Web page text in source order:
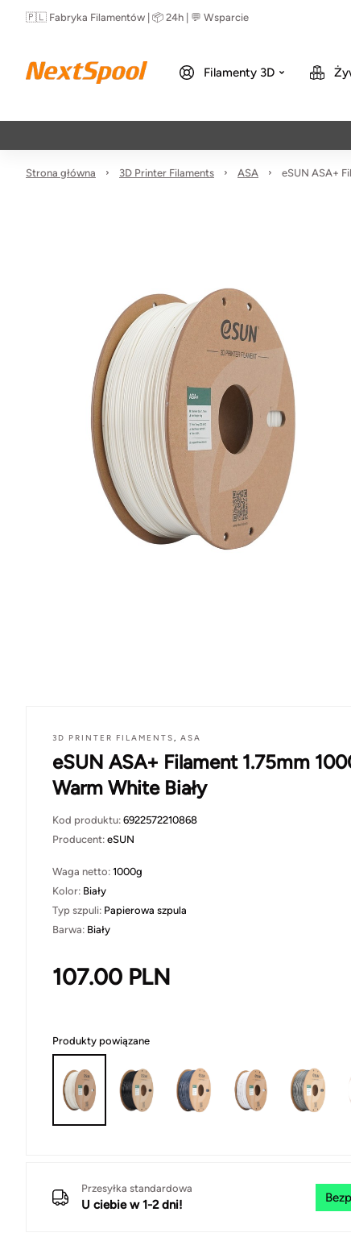
🇵🇱 Fabryka Filamentów | 📦 24h | 💬 Wsparcie
Filamenty 3D
Strona główna 3D Printer Filaments ASA eSUN ASA+
3D PRINTER FILAMENTS, ASA
eSUN ASA+ Filament 1.75mm
Warm White Biały
Kod produktu: 6922572210868
Producent: eSUN
Waga netto: 1000g
Kolor: Biały
Typ szpuli: Papierowa szpula
Barwa: Biały
107.00 PLN
Produkty powiązane
Przesyłka standardowa
U ciebie w 1-2 dni!